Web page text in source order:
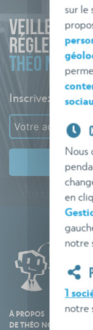
VEILLE
THÉO NORME
Inscrivez-vous
À PROPOS
DE THÉO NORME
sur le
Nous
en
notre
1
notre